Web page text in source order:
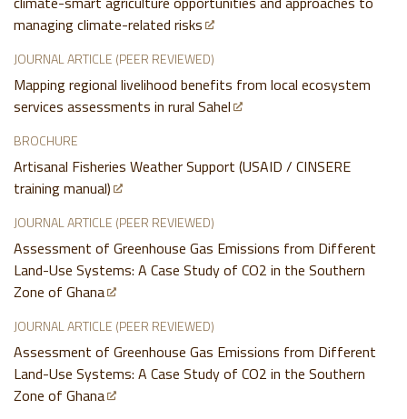
managing climate-related risks
JOURNAL ARTICLE (PEER REVIEWED)
Mapping regional livelihood benefits from local ecosystem
services assessments in rural Sahel
BROCHURE
Artisanal Fisheries Weather Support (USAID / CINSERE
training manual)
JOURNAL ARTICLE (PEER REVIEWED)
Assessment of Greenhouse Gas Emissions from Different
Land-Use Systems: A Case Study of CO2 in the Southern
Zone of Ghana
JOURNAL ARTICLE (PEER REVIEWED)
Assessment of Greenhouse Gas Emissions from Different
Land-Use Systems: A Case Study of CO2 in the Southern
Zone of Ghana